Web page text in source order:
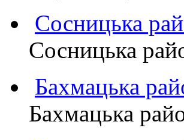
Сосницька
Сосницька
Бахмацька
Бахмацька